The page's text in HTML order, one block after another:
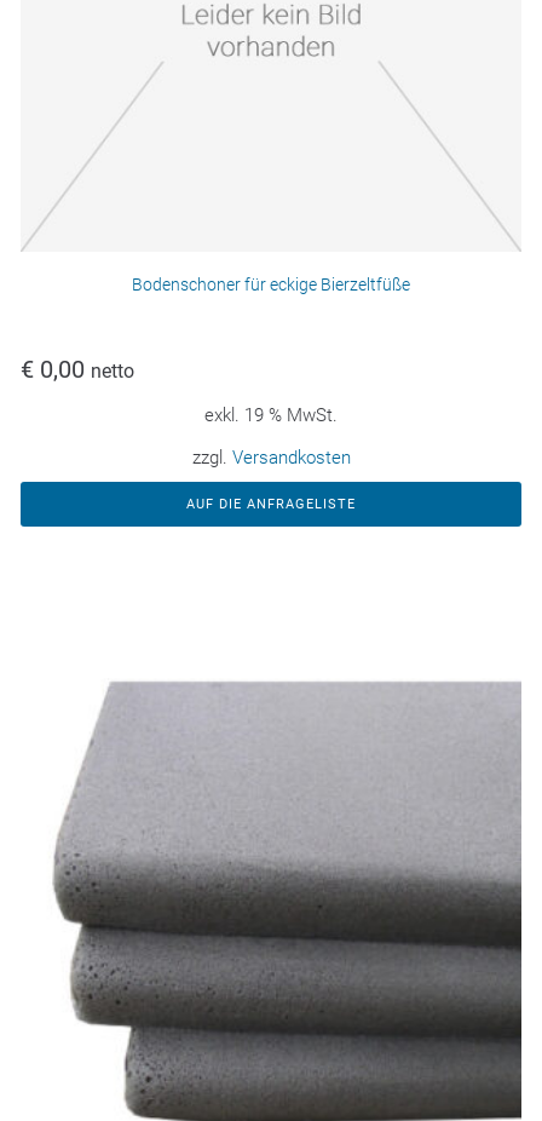
Bodenschoner für eckige Bierzeltfüße
€ 0,00 netto
exkl. 19 % MwSt.
zzgl. Versandkosten
AUF DIE ANFRAGELISTE